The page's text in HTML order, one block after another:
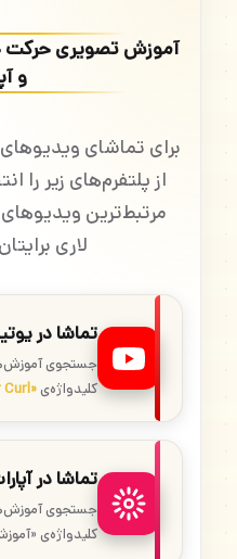
آموزش تصویری حرکت
و
برای تماشای
از پلتفرم‌های زیر را
مرتبط‌ترین
لاری
تماشا در
جستجوی
کلیدواژه‌ی
تماشا در
جستجوی
کلیدواژه‌ی